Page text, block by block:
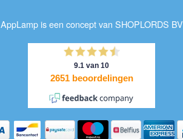
AppLamp is een concept van SHOPLORDS BV